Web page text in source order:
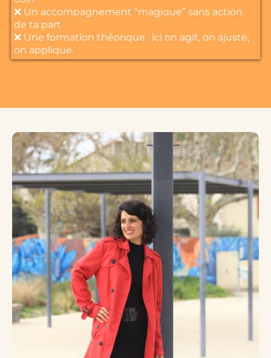
❌ Un accompagnement “magique” sans action
de ta part
❌ Une formation théorique : ici on agit, on ajuste,
on applique.